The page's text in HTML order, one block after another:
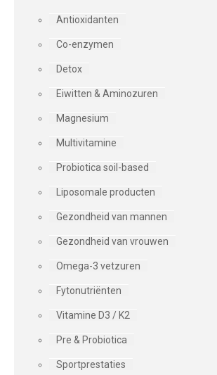
Antioxidanten
Co-enzymen
Detox
Eiwitten & Aminozuren
Magnesium
Multivitamine
Probiotica soil-based
Liposomale producten
Gezondheid van mannen
Gezondheid van vrouwen
Omega-3 vetzuren
Fytonutriënten
Vitamine D3 / K2
Pre & Probiotica
Sportprestaties